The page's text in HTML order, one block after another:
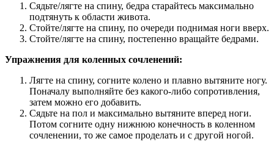
Сядьте/лягте на спину, бедра старайтесь максимально
подтянуть к области живота.
Стойте/лягте на спину, по очереди поднимая ноги вверх.
Стойте/лягте на спину, постепенно вращайте бедрами.
Упражнения для коленных сочленений:
Лягте на спину, согните колено и плавно вытяните ногу.
Поначалу выполняйте без какого-либо сопротивления,
затем можно его добавить.
Сядьте на пол и максимально вытяните вперед ноги.
Потом согните одну нижнюю конечность в коленном
сочленении, то же самое проделать и с другой ногой.